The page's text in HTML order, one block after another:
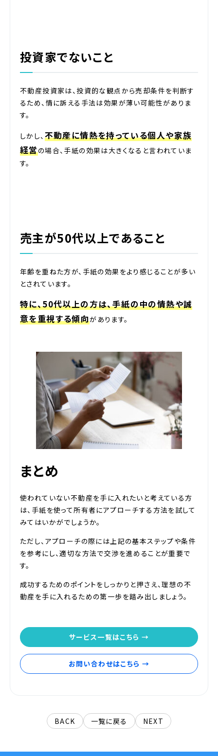
投資家でないこと
不動産投資家は、投資的な観点から売却条件を判断す
るため、情に訴える手法は効果が薄い可能性がありま
す。
しかし、 不動産に情熱を持っている個人や家族
経営の場合、手紙の効果は大きくなると言われていま
す。
売主が50代以上であること
年齢を重ねた方が、手紙の効果をより感じることが多い
とされています。
特に、50代以上の方は、手紙の中の情熱や誠
意を重視する傾向があります。
まとめ
使われていない不動産を手に入れたいと考えている方
は、手紙を使って所有者にアプローチする方法を試して
みてはいかがでしょうか。
ただし、アプローチの際には上記の基本ステップや条件
を参考にし、適切な方法で交渉を進めることが重要で
す。
成功するためのポイントをしっかりと押さえ、理想の不
動産を手に入れるための第一歩を踏み出しましょう。
サービス一覧はこちら →
お問い合わせはこちら →
BACK 一覧に戻る NEXT